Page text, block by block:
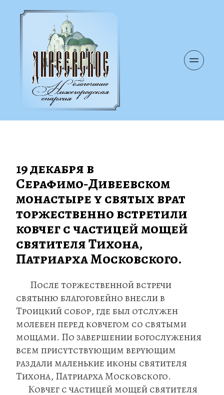
19 декабря в
Серафимо‑Дивеевском
монастыре у святых врат
торжественно встретили
ковчег с частицей мощей
святителя Тихона,
Патриарха Московского.
святыню благоговейно внесли в
Троицкий собор, где был отслужен
молебен перед ковчегом со святыми
мощами. По завершении богослужения
всем присутствующим верующим
раздали маленькие иконы святителя
Тихона, Патриарха Московского.